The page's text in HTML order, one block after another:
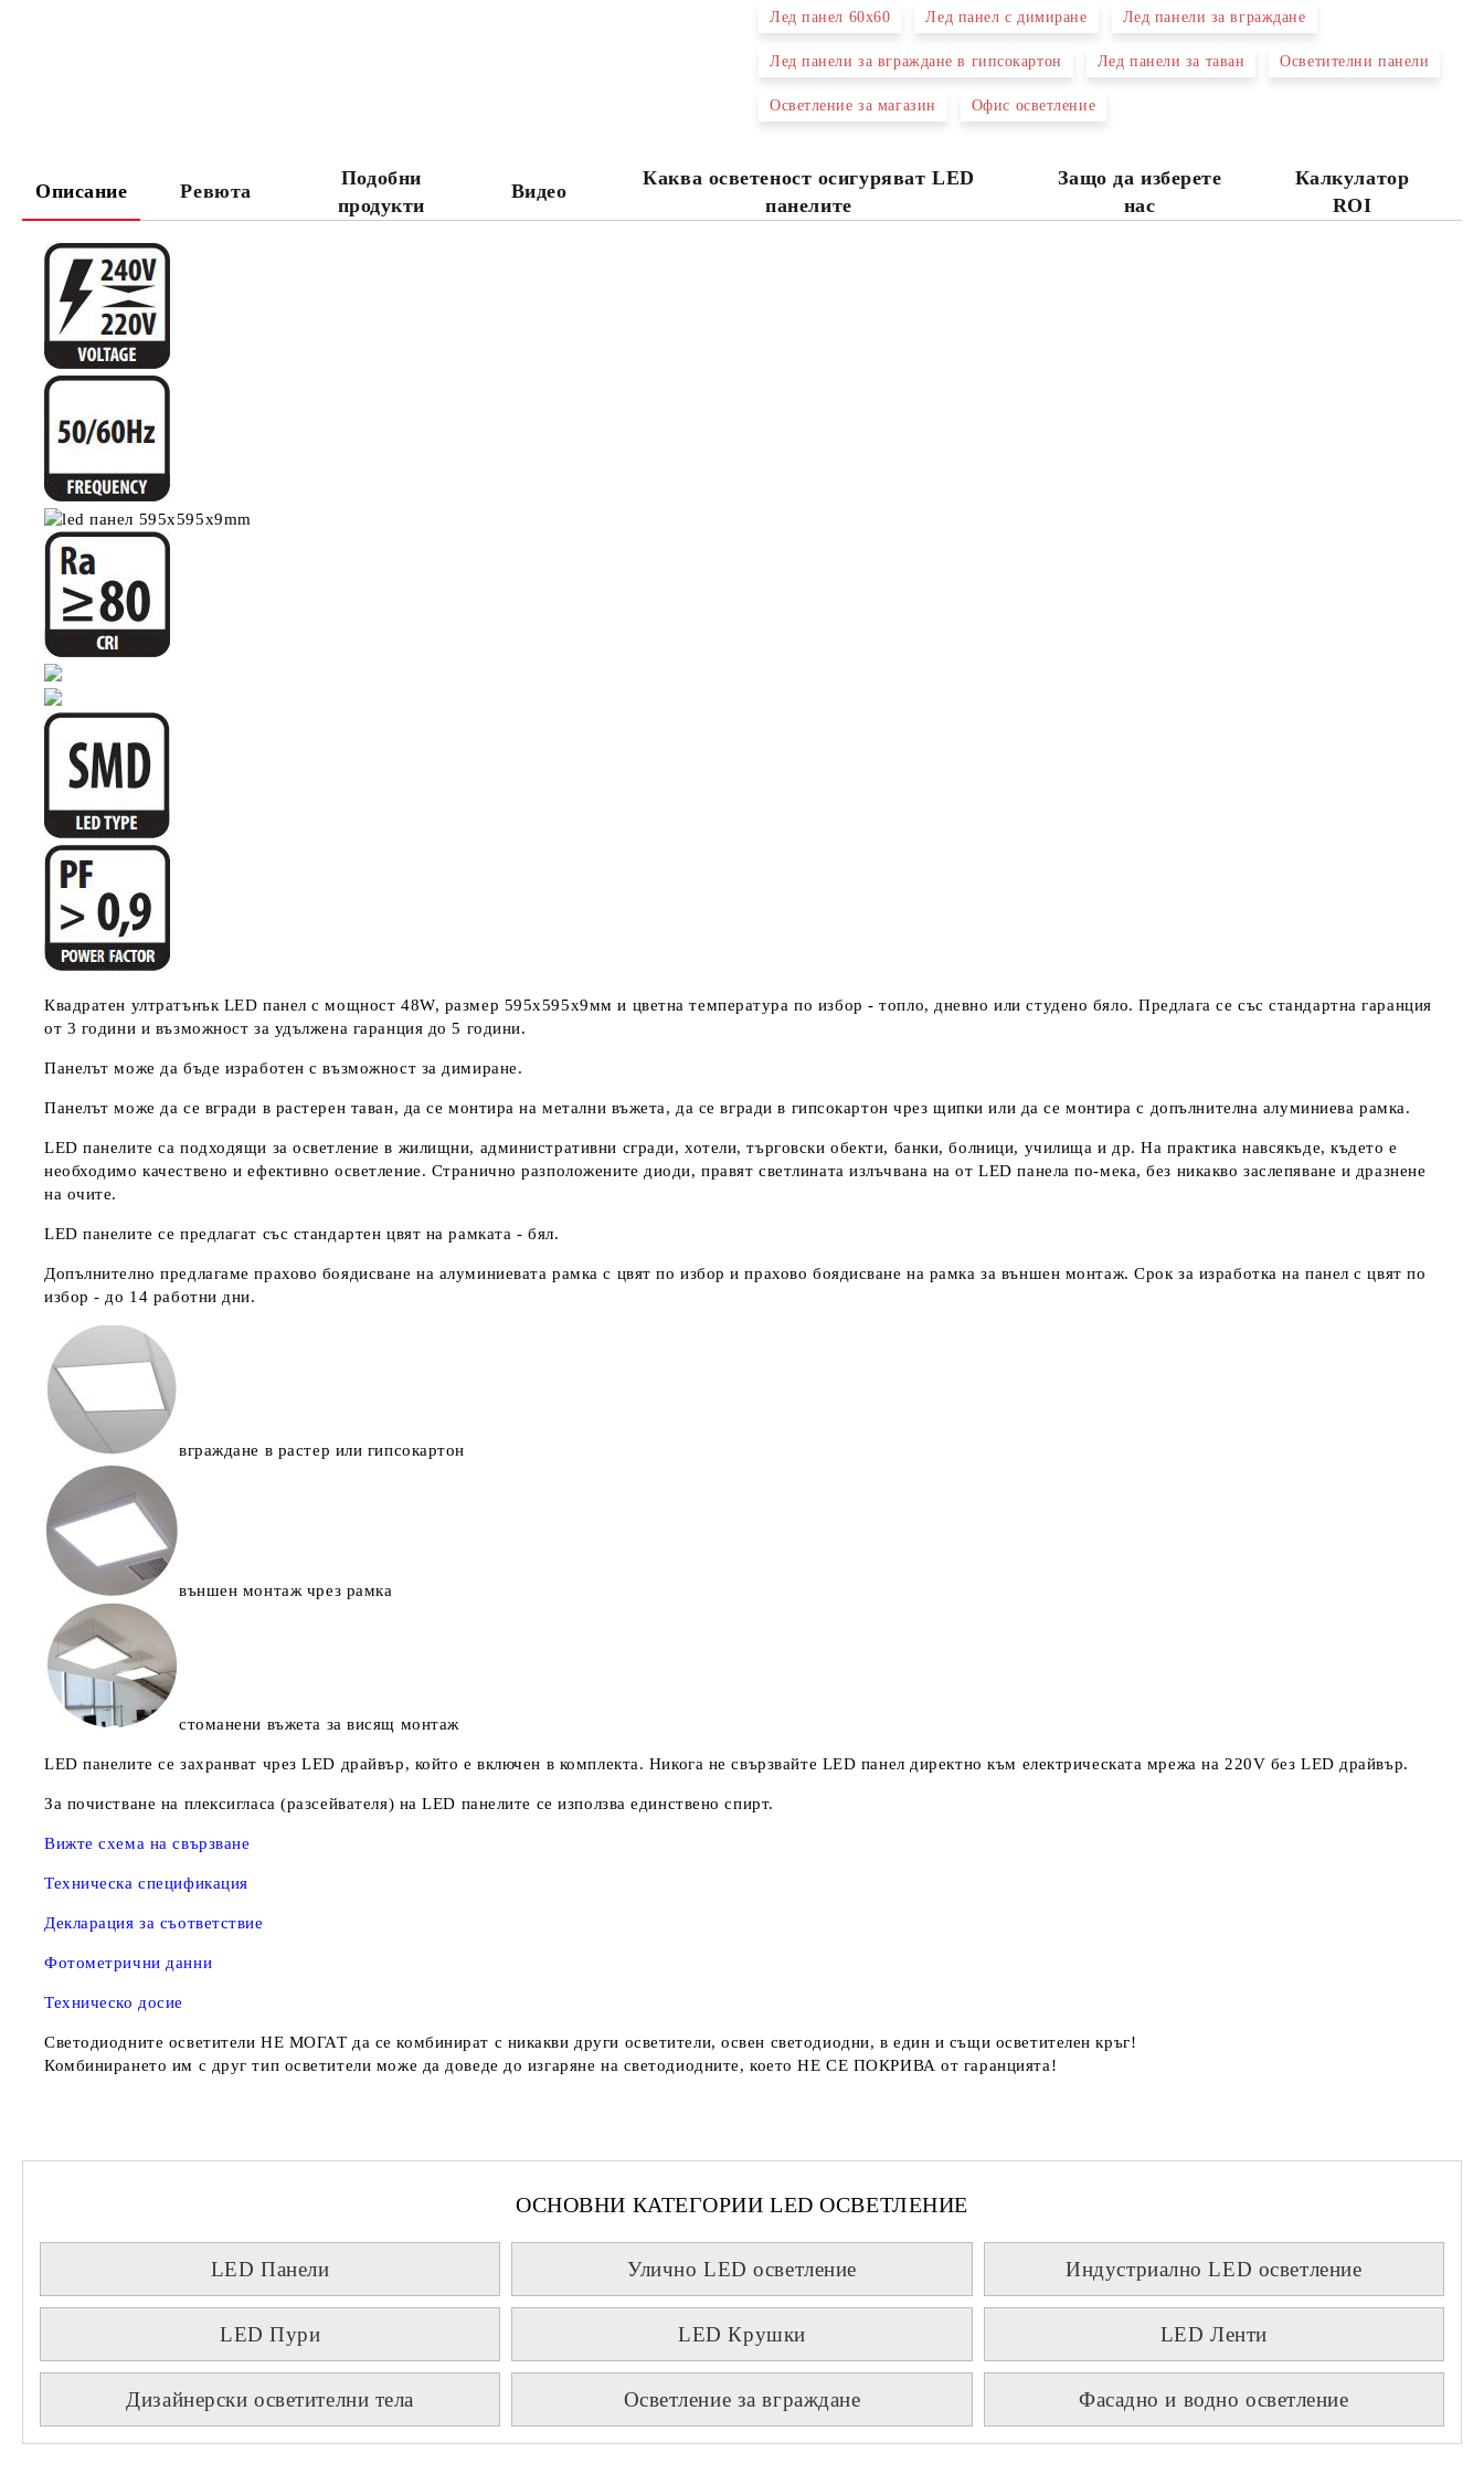
Лед панел 60х60 Лед панел с димиране Лед панели за вграждане
Лед панели за вграждане в гипсокартон Лед панели за таван Осветителни панели
Осветление за магазин Офис осветление
Описание Ревюта
Подобни
продукти
Видео
Каква осветеност осигуряват LED
панелите
Защо да изберете
нас
Калкулатор
ROI
Квадратен ултратънък LED панел с мощност 48W, размер 595х595х9мм и цветна температура по избор - топло, дневно или студено бяло. Предлага се със стандартна гаранция
от 3 години и възможност за удължена гаранция до 5 години.
Панелът може да бъде изработен с възможност за димиране.
Панелът може да се вгради в растерен таван, да се монтира на метални въжета, да се вгради в гипсокартон чрез щипки или да се монтира с допълнителна алуминиева рамка.
LED панелите са подходящи за осветление в жилищни, административни сгради, хотели, търговски обекти, банки, болници, училища и др. На практика навсякъде, където е
необходимо качествено и ефективно осветление. Странично разположените диоди, правят светлината излъчвана на от LED панела по-мека, без никакво заслепяване и дразнене
на очите.
LED панелите се предлагат със стандартен цвят на рамката - бял.
Допълнително предлагаме прахово боядисване на алуминиевата рамка с цвят по избор и прахово боядисване на рамка за външен монтаж. Срок за изработка на панел с цвят по
избор - до 14 работни дни.
вграждане в растер или гипсокартон
външен монтаж чрез рамка
стоманени въжета за висящ монтаж
LED панелите се захранват чрез LED драйвър, който е включен в комплекта. Никога не свързвайте LED панел директно към електрическата мрежа на 220V без LED драйвър.
За почистване на плексигласа (разсейвателя) на LED панелите се използва единствено спирт.
Вижте схема на свързване
Техническа спецификация
Декларация за съответствие
Фотометрични данни
Техническо досие
Светодиодните осветители НЕ МОГАТ да се комбинират с никакви други осветители, освен светодиодни, в един и същи осветителен кръг!
Комбинирането им с друг тип осветители може да доведе до изгаряне на светодиодните, коетоНЕ СЕ ПОКРИВА от гаранцията!
ОСНОВНИ КАТЕГОРИИ LED ОСВЕТЛЕНИЕ
LED Панели Улично LED осветление Индустриално LED осветление
LED Пури LED Крушки LED Ленти
Дизайнерски осветителни тела Осветление за вграждане Фасадно и водно осветление